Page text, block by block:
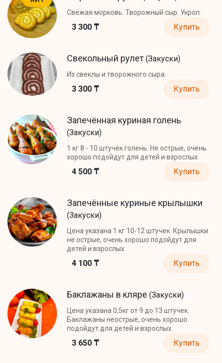
Свежая морковь. Творожный сыр. Укроп.
3 300 ₸ Купить
Свекольный рулет (Закуски)
Из свеклы и творожного сыра.
3 300 ₸ Купить
Запечённая куриная голень
(Закуски)
1 кг 8 - 10 штучек голень. Не острые, очень
хорошо подойдут для детей и взрослых.
4 500 ₸ Купить
Запечённые куриные крылышки
(Закуски)
Цена указана 1 кг 10-12 штучек. Крылышки
не острые, очень хорошо подойдут для
детей и взрослых.
4 100 ₸ Купить
Баклажаны в кляре (Закуски)
Цена указана 0,5кг от 9 до 13 штучек.
Баклажаны неострые, очень хорошо
подойдут для детей и взрослых.
3 650 ₸ Купить